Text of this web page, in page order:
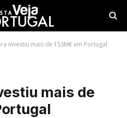
investiu mais de 153M€ em Portugal
mais de